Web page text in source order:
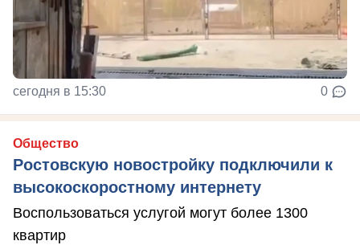
сегодня в 15:30 0
Общество
Ростовскую новостройку подключили к
высокоскоростному интернету
Воспользоваться услугой могут более 1300
квартир